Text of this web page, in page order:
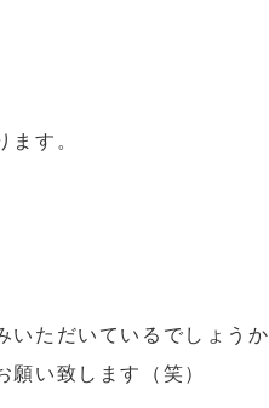
ます。
いただいているでしょうか
願い致します（笑）